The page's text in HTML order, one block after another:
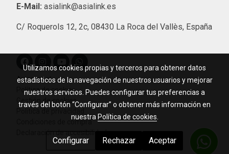
E-Mail: asialink@asialink.es
C/ Roquerols 12, 2c, 08430 La Roca del Vallès, España
Aviso legal
Política de cookies
Gestión de cookies
Condiciones de compra
Utilizamos cookies propias y terceros para obtener datos
estadísticos de la navegación de nuestros usuarios y mejorar
nuestros servicios. Puedes configurar tus preferencias a
través del botón “Configurar” o obtener más información en
nuestra Política de cookies
Configurar Rechazar Aceptar